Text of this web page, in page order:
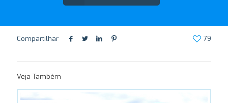
Compartilhar 79
Veja Também